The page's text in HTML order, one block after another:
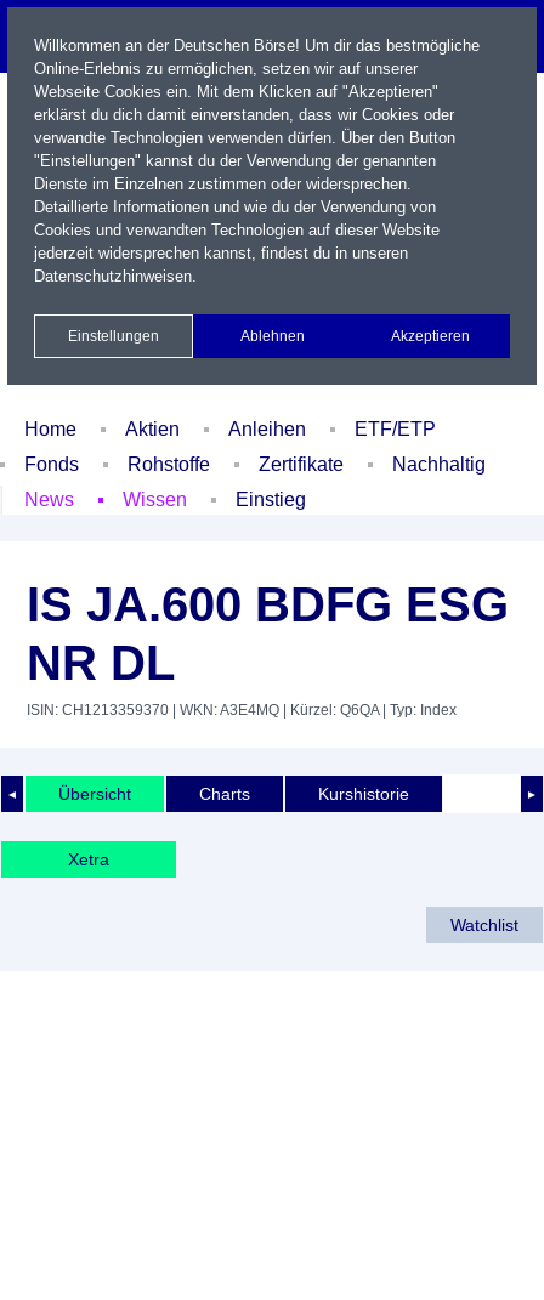
Name / WKN / ISIN / Kürzel
Xetra Realtime
Watchlist Portfolio Login
Home Aktien Anleihen
ETF/ETP
Fonds
Rohstoffe Zertifikate
Nachhaltig
News
Wissen Einstieg
IS JA.600 BDFG ESG
NR DL
ISIN: CH1213359370 | WKN: A3E4MQ | Kürzel: Q6QA| Typ: Index
◄ ►
Übersicht Charts Kurshistorie
Xetra
Watchlist
Willkommen an der Deutschen Börse! Um dir das bestmögliche
Online-Erlebnis zu ermöglichen, setzen wir auf unserer
Webseite Cookies ein. Mit dem Klicken auf "Akzeptieren"
erklärst du dich damit einverstanden, dass wir Cookies oder
verwandte Technologien verwenden dürfen. Über den Button
"Einstellungen" kannst du der Verwendung der genannten
Dienste im Einzelnen zustimmen oder widersprechen.
Detaillierte Informationen und wie du der Verwendung von
Cookies und verwandten Technologien auf dieser Website
jederzeit widersprechen kannst, findest du in unseren
Datenschutzhinweisen.
Einstellungen Ablehnen Akzeptieren